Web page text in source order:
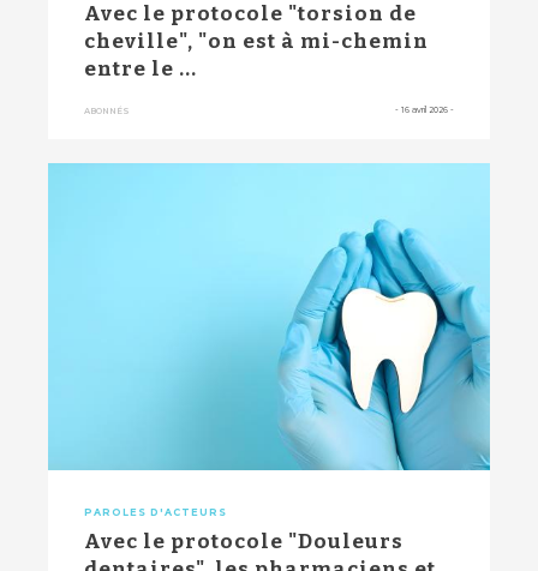
Avec le protocole "torsion de
cheville", "on est à mi-chemin
entre le ...
ABONNÉS - 16 avril 2026 -
PAROLES D'ACTEURS
Avec le protocole "Douleurs